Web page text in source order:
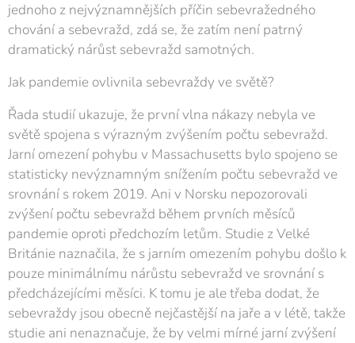
jednoho z nejvýznamnějších příčin sebevražedného
chování a sebevražd, zdá se, že zatím není patrný
dramatický nárůst sebevražd samotných.
Jak pandemie ovlivnila sebevraždy ve světě?
Řada studií ukazuje, že první vlna nákazy nebyla ve
světě spojena s výrazným zvýšením počtu sebevražd.
Jarní omezení pohybu v Massachusetts bylo spojeno se
statisticky nevýznamným snížením počtu sebevražd ve
srovnání s rokem 2019. Ani v Norsku nepozorovali
zvýšení počtu sebevražd během prvních měsíců
pandemie oproti předchozím letům. Studie z Velké
Británie naznačila, že s jarním omezením pohybu došlo k
pouze minimálnímu nárůstu sebevražd ve srovnání s
předcházejícími měsíci. K tomu je ale třeba dodat, že
sebevraždy jsou obecně nejčastější na jaře a v létě, takže
studie ani nenaznačuje, že by velmi mírné jarní zvýšení